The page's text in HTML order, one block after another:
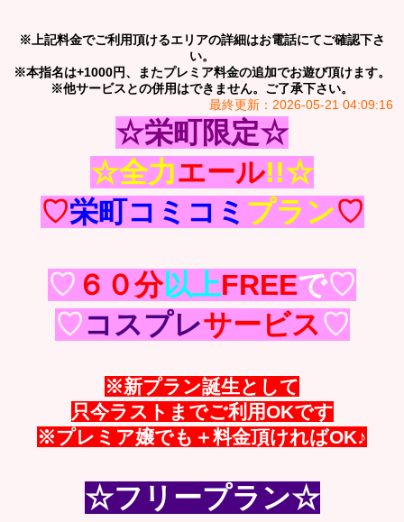
※上記料金でご利用頂けるエリアの詳細はお電話にてご確認下さ
い。
※本指名は+1000円、またプレミア料金の追加でお遊び頂けます。
※他サービスとの併用はできません。ご了承下さい。
最終更新：2026-05-21 04:09:16
☆栄町限定☆
☆全力エール!!☆
♡栄町コミコミ プラン♡
♡ ６０分以上FREEで♡
♡コスプレサービス♡
※新プラン誕生として
只今ラストまでご利用OKです
※プレミア嬢でも＋料金頂ければOK♪
☆フリープラン☆